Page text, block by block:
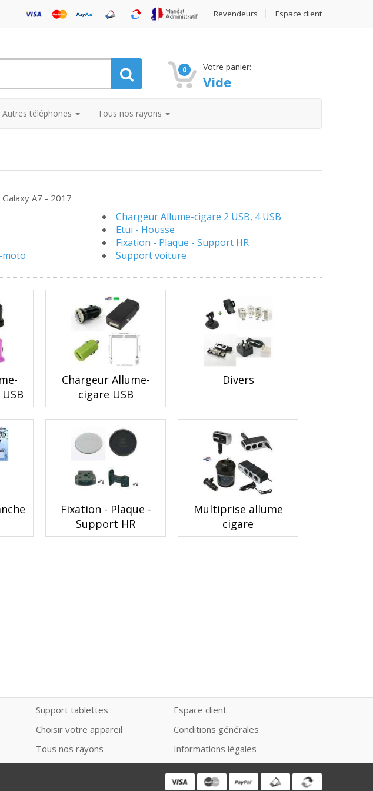
Revendeurs Espace client
0 Votre panier:
Vide
Autres téléphones Tous nos rayons
Galaxy A7 - 2017
Chargeur Allume-cigare 2 USB, 4 USB
Etui - Housse
Fixation - Plaque - Support HR
moto Support voiture
Chargeur Allume-
cigare USB
Divers
Fixation - Plaque -
Support HR
Multiprise allume
cigare
Support tablettes
Choisir votre appareil
Tous nos rayons
Espace client
Conditions générales
Informations légales